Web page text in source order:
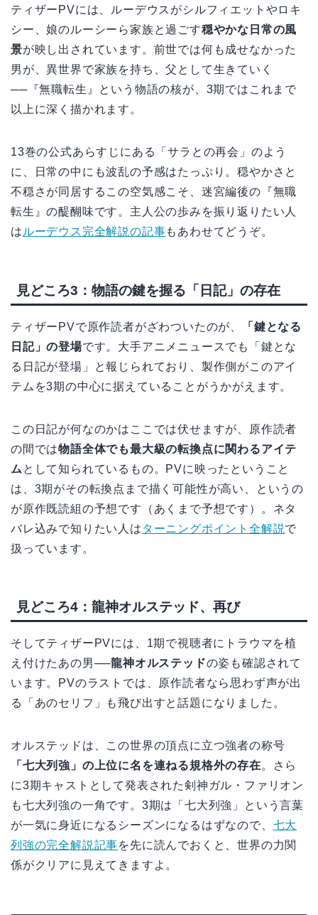
ティザーPVには、ルーデウスがシルフィエットやロキ
シー、娘のルーシーら家族と過ごす穏やかな日常の風
景が映し出されています。前世では何も成せなかった
男が、異世界で家族を持ち、父として生きていく
──『無職転生』という物語の核が、3期ではこれまで
以上に深く描かれます。
13巻の公式あらすじにある「サラとの再会」のよう
に、日常の中にも波乱の予感はたっぷり。穏やかさと
不穏さが同居するこの空気感こそ、迷宮編後の『無職
転生』の醍醐味です。主人公の歩みを振り返りたい人
はルーデウス完全解説の記事もあわせてどうぞ。
見どころ3：物語の鍵を握る「日記」の存在
ティザーPVで原作読者がざわついたのが、
「鍵となる
日記」の登場です。大手アニメニュースでも「鍵とな
る日記が登場」と報じられており、製作側がこのアイ
テムを3期の中心に据えていることがうかがえます。
この日記が何なのかはここでは伏せますが、原作読者
の間では物語全体でも最大級の転換点に関わるアイテ
ム として知られているもの。PVに映ったということ
は、3期がその転換点まで描く可能性が高い、というの
が原作既読組の予想です（あくまで予想です）。ネタ
バレ込みで知りたい人は ターニングポイント全解説で
扱っています。
見どころ4：龍神オルステッド、再び
そしてティザーPVには、1期で視聴者にトラウマを植
え付けたあの男──龍神オルステッドの姿も確認されて
います。PVのラストでは、原作読者なら思わず声が出
る「あのセリフ」も飛び出すと話題になりました。
オルステッドは、この世界の頂点に立つ強者の称号
「七大列強」の上位に名を連ねる規格外の存在。さら
に3期キャストとして発表された剣神ガル・ファリオン
も七大列強の一角です。3期は「七大列強」という言葉
が一気に身近になるシーズンになるはずなので、 七大
列強の完全解説記事を先に読んでおくと、世界の力関
係がクリアに見えてきますよ。